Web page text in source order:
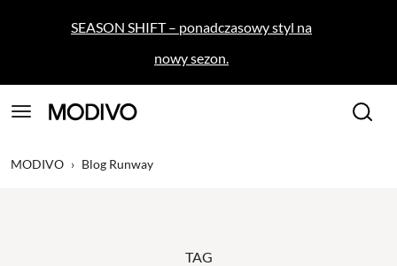
SEASON SHIFT – ponadczasowy styl na
nowy sezon.
MODIVO › Blog Runway
TAG